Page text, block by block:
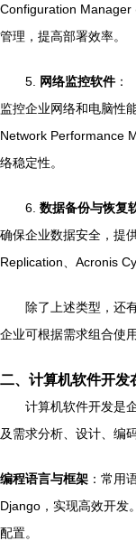
Configuration Manager
管理，提高部署效率。
5. 网络监控软件：
监控企业网络和电脑性
Network Performance
络稳定性。
6. 数据备份与恢复
确保企业数据安全，提
Replication、Acronis
除了上述类型，还
企业可根据需求组合使用
二、计算机软件开发
计算机软件开发是
及需求分析、设计、编
编程语言与框架 ：常用
Django，实现高效开发
配置。